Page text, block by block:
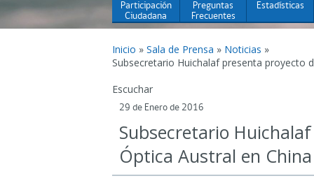
Participación
Ciudadana
Preguntas
Frecuentes
Estadísticas
Inicio » Sala de Prensa » Noticias »
Subsecretario Huichalaf presenta proyecto
Escuchar
29 de Enero de 2016
Subsecretario
Óptica Austral en China